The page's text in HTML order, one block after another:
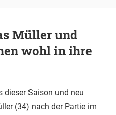
Müller und
wohl in ihre
dieser Saison und neu
(34) nach der Partie im